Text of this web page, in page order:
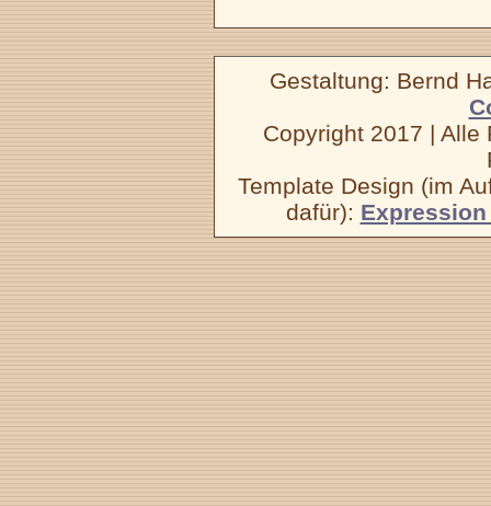
Gestaltung: Bernd
Copyright 2017 | Alle
Template Design (im
dafür): Expression